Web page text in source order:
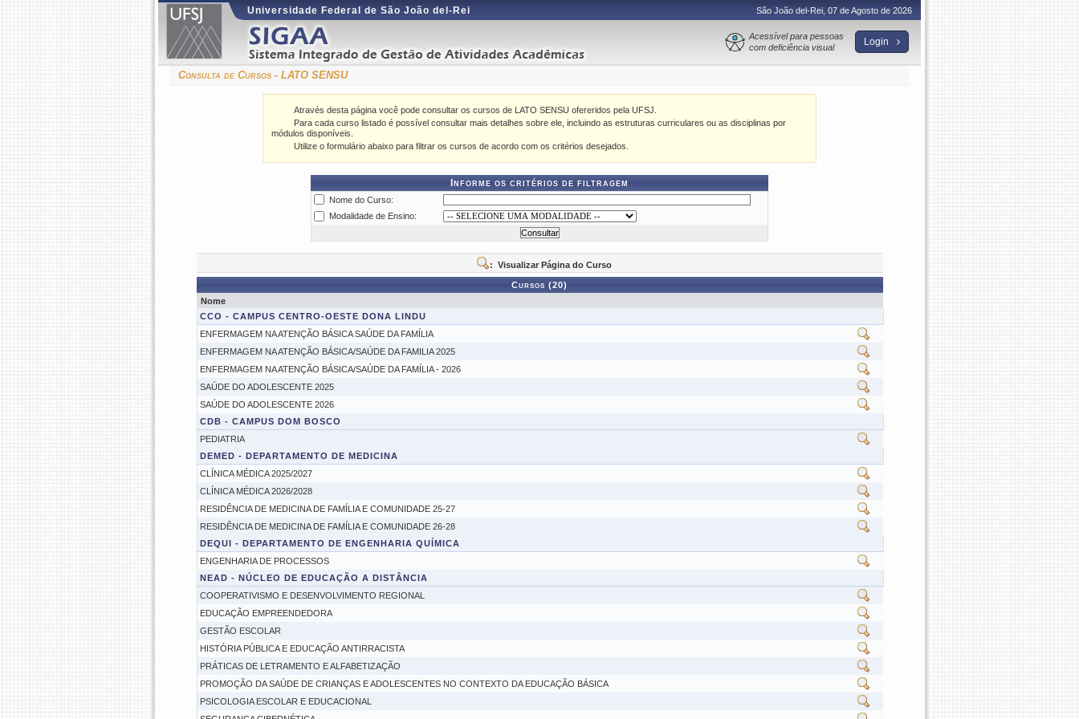
Universidade Federal de São João del-Rei São João del-Rei, 07 de Agosto de 2026
Acessível para pessoas
com deficiência visual
Login
Consulta de Cursos - LATO SENSU
Através desta página você pode consultar os cursos de LATO SENSU ofereridos pela UFSJ.
Para cada curso listado é possível consultar mais detalhes sobre ele, incluindo as estruturas curriculares ou as disciplinas por
módulos disponíveis.
Utilize o formulário abaixo para filtrar os cursos de acordo com os critérios desejados.
Informe os critérios de filtragem
Nome do Curso:
Modalidade de Ensino:
: Visualizar Página do Curso
Cursos (20)
Nome
CCO - CAMPUS CENTRO-OESTE DONA LINDU
ENFERMAGEM NA ATENÇÃO BÁSICA SAÚDE DA FAMÍLIA
ENFERMAGEM NA ATENÇÃO BÁSICA/SAÚDE DA FAMILIA 2025
ENFERMAGEM NA ATENÇÃO BÁSICA/SAÚDE DA FAMÍLIA - 2026
SAÚDE DO ADOLESCENTE 2025
SAÚDE DO ADOLESCENTE 2026
CDB - CAMPUS DOM BOSCO
PEDIATRIA
DEMED - DEPARTAMENTO DE MEDICINA
CLÍNICA MÉDICA 2025/2027
CLÍNICA MÉDICA 2026/2028
RESIDÊNCIA DE MEDICINA DE FAMÍLIA E COMUNIDADE 25-27
RESIDÊNCIA DE MEDICINA DE FAMÍLIA E COMUNIDADE 26-28
DEQUI - DEPARTAMENTO DE ENGENHARIA QUÍMICA
ENGENHARIA DE PROCESSOS
NEAD - NÚCLEO DE EDUCAÇÃO A DISTÂNCIA
COOPERATIVISMO E DESENVOLVIMENTO REGIONAL
EDUCAÇÃO EMPREENDEDORA
GESTÃO ESCOLAR
HISTÓRIA PÚBLICA E EDUCAÇÃO ANTIRRACISTA
PRÁTICAS DE LETRAMENTO E ALFABETIZAÇÃO
PROMOÇÃO DA SAÚDE DE CRIANÇAS E ADOLESCENTES NO CONTEXTO DA EDUCAÇÃO BÁSICA
PSICOLOGIA ESCOLAR E EDUCACIONAL